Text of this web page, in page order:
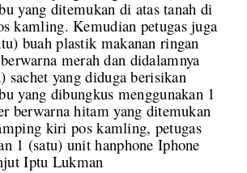
yang ditemukan di atas tanah di
kamling. Kemudian petugas juga
buah plastik makanan ringan
merah dan didalamnya
sachet yang diduga berisikan
yang dibungkus menggunakan 1
berwarna hitam yang ditemukan
kiri pos kamling, petugas
1 (satu) unit hanphone Iphone
Iptu Lukman